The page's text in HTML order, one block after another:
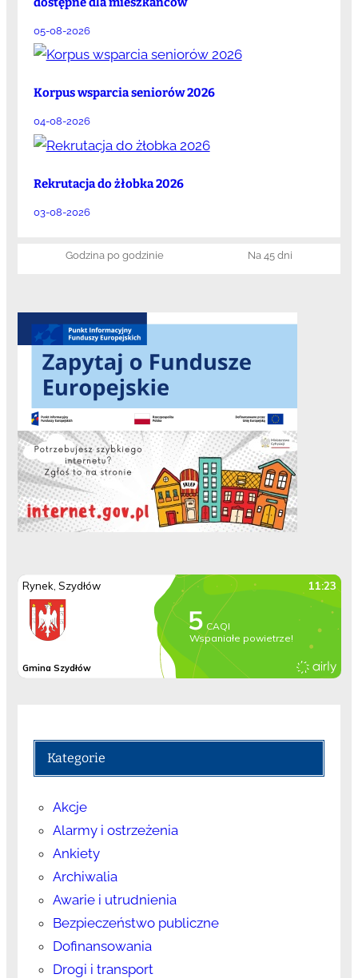
05-08-2026
Korpus wsparcia seniorów 2026
04-08-2026
Rekrutacja do żłobka 2026
03-08-2026
Godzina po godzinie Na 45 dni
Kategorie
Akcje
Alarmy i ostrzeżenia
Ankiety
Archiwalia
Awarie i utrudnienia
Bezpieczeństwo publiczne
Dofinansowania
Drogi i transport